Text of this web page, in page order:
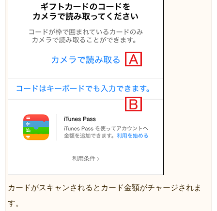
カードがスキャンされるとカード金額がチャージされま
す。